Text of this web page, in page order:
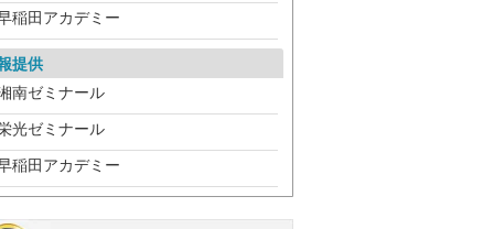
稲田アカデミー
提供
南ゼミナール
光ゼミナール
稲田アカデミー